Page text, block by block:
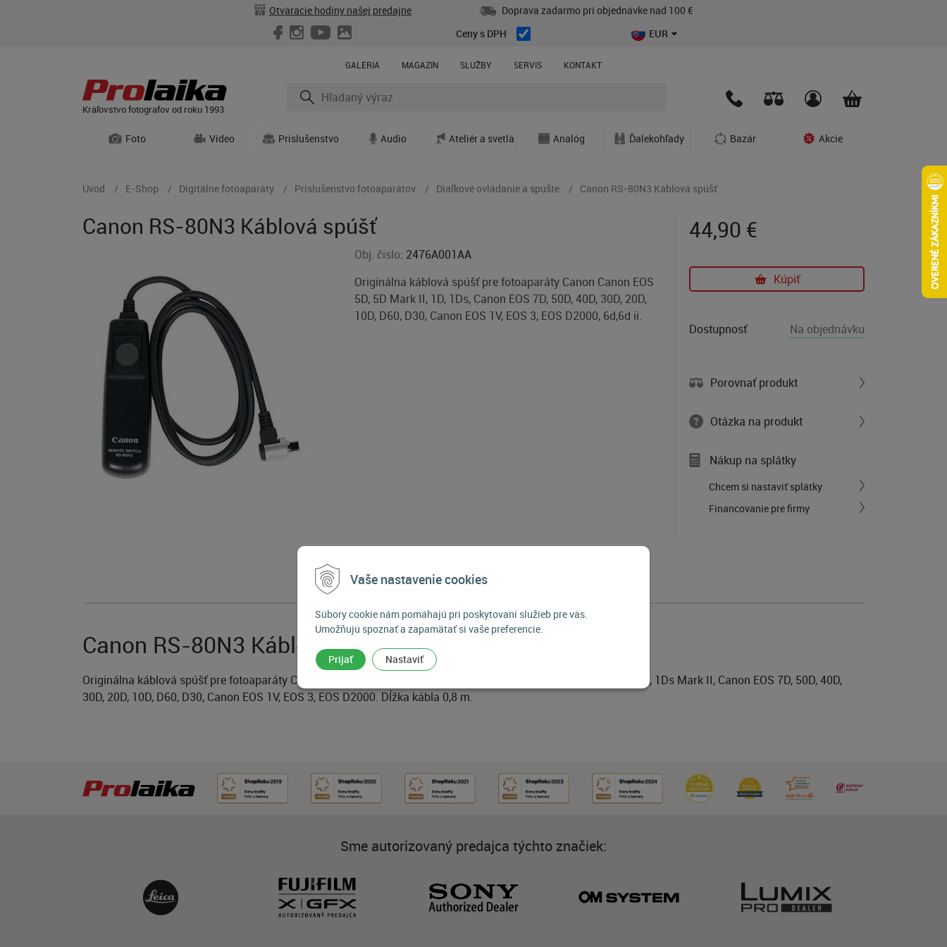
Vaše nastavenie cookies
Súbory cookie nám pomáhajú pri poskytovaní služieb pre vás.
Umožňujú spoznať a zapamätať si vaše preferencie.
Prijať Nastaviť
Otváracie hodiny našej predajne
Doprava zadarmo pri objednávke nad 100 €
Ceny s DPH
EUR
GALÉRIA MAGAZÍN SLUŽBY SERVIS KONTAKT
Kráľovstvo fotografov od roku 1993
Foto Video Príslušenstvo Audio Ateliér a svetlá Analóg Ďalekohľady Bazár Akcie
Úvod E-Shop Digitálne fotoaparáty Príslušenstvo fotoaparátov Diaľkové ovládanie a spúšte Canon RS-80N3 Káblová spúšť
Canon RS-80N3 Káblová spúšť
Obj. čislo: 2476A001AA
Originálna káblová spúšť pre fotoaparáty Canon Canon EOS
5D, 5D Mark II, 1D, 1Ds, Canon EOS 7D, 50D, 40D, 30D, 20D,
10D, D60, D30, Canon EOS 1V, EOS 3, EOS D2000, 6d,6d ii.
44,90 €
Kúpiť
Dostupnosť Na objednávku
Porovnať produkt
Otázka na produkt
Nákup na splátky
Chcem si nastaviť splátky
Financovanie pre firmy
POPIS PRODUKTU
Canon RS-80N3 Káblová spúšť
Originálna káblová spúšť pre fotoaparáty Canon EOS 5D, 5D Mark II, 1D, 1Ds, 1D Mark III, 1Ds Mark III, 1D Mark II, 1Ds Mark II, Canon EOS 7D, 50D, 40D,
30D, 20D, 10D, D60, D30, Canon EOS 1V, EOS 3, EOS D2000. Dĺžka kábla 0,8 m.
Sme autorizovaný predajca týchto značiek: